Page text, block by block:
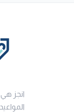
انجز